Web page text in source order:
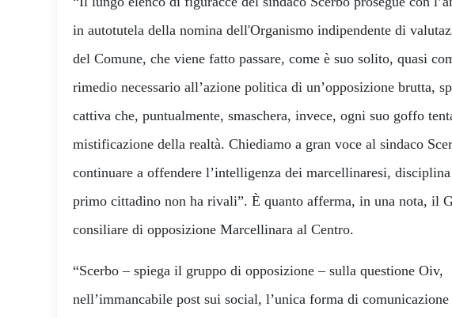
in autotutela della nomina dell'Organismo indipendente di
del Comune, che viene fatto passare, come è suo solito, quasi
rimedio necessario all’azione politica di un’opposizione brutta,
cattiva che, puntualmente, smaschera, invece, ogni suo goffo
mistificazione della realtà. Chiediamo a gran voce al sindaco
continuare a offendere l’intelligenza dei marcellinaresi,
primo cittadino non ha rivali”. È quanto afferma, in una nota, il
consiliare di opposizione Marcellinara al Centro.
“Scerbo – spiega il gruppo di opposizione – sulla questione Oiv,
nell’immancabile post sui social, l’unica forma di comunicazione